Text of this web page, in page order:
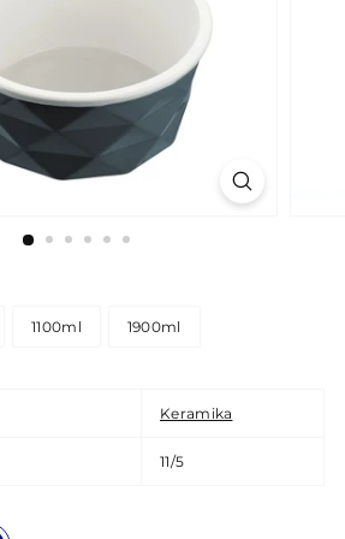
1100ml 1900ml
Keramika
11/5